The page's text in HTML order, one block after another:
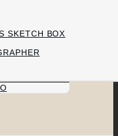
SKETCH BOX